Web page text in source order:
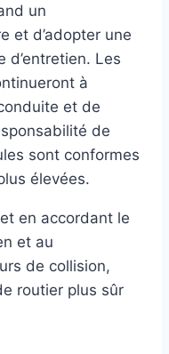
un
et d’adopter une
d’entretien. Les
à
et de
de
sont conformes
élevées.
en accordant le
et au
de collision,
routier plus sûr